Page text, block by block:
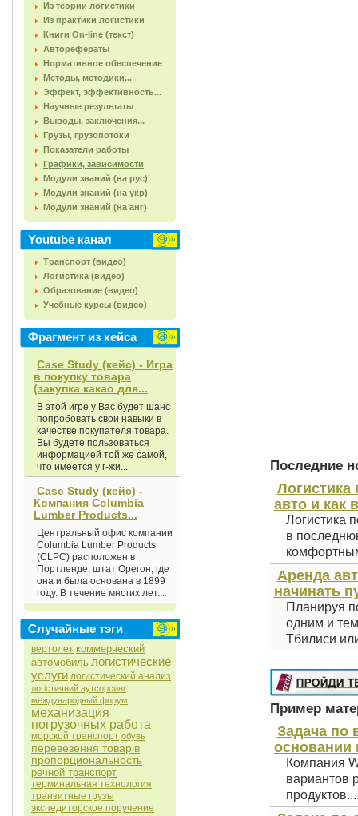
Из теории логистики
Из практики логистики
Книги On-line (текст)
Авторефераты
Нормативное обеспечение
Методы, методики...
Эффект, эффективность...
Научные результаты
Выводы, заключения...
Грузы, грузопотоки
Показатели работы
Графики, зависимости
Модули знаний (на рус)
Модули знаний (на укр)
Модули знаний (на анг)
Youtube канал
Транспорт (видео)
Логистика (видео)
Образование (видео)
Учебные курсы (видео)
Фрагмент из кейса
Case Study (кейс) - Игра
в покупку товара
(закупка какао для...
В этой игре у Вас будет шанс
попробовать свои навыки в
качестве покупателя товара.
Вы будете пользоваться
информацией той же самой,
что имеется у г-жи...
Case Study (кейс) -
Компания Columbia
Lumber Products...
Центральный офис компании
Columbia Lumber Products
(CLPC) расположен в
Портленде, штат Орегон, где
она и была основана в 1899
году. В течение многих лет...
Случайные тэги
вертолет коммерческий
автомобиль логистические
услуги логистический анализ
логістичний аутсорсинг
международный форум
механизация
погрузочных работа
морской транспорт обувь
перевезення товарів
пропорциональность
речной транспорт
терминальная технология
транзитные грузы
экспедиторское поручение
Последние
Логистика
авто и как
Логистика
в
Аренда
начинать
Планируя
одним и
Тбилиси
Пример
Задача по
основании
Компания
вариантов